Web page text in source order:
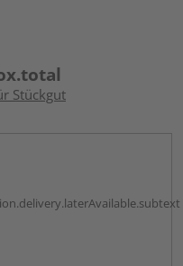
Stückgut